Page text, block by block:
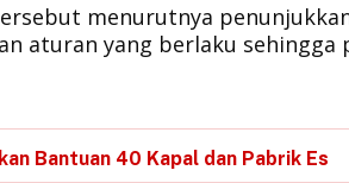
menurutnya
aturan yang berlaku sehingga
Bantuan 40 Kapal dan Pabrik Es